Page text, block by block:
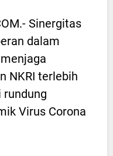
Sinergitas
dalam
NKRI terlebih
rundung
Virus Corona